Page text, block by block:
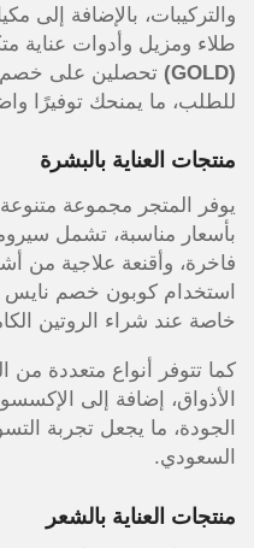
والتركيبات، بالإضافة إلى
طلاء ومزيل وأدوات عناية
(GOLD)
للطلب، ما يمنحك توفيرًا
منتجات العناية بالبشرة
يوفر المتجر مجموعة
بأسعار مناسبة، تشمل
فاخرة، وأقنعة علاجية من
استخدام كوبون خصم نايس
خاصة عند شراء الروتين
كما تتوفر أنواع متعددة
الأذواق، إضافة إلى
الجودة، ما يجعل تجربة
السعودي.
منتجات العناية بالشعر